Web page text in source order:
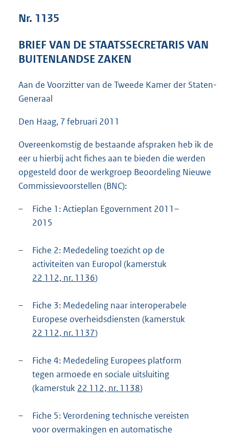
5
Nr. 1135
BRIEF VAN DE STAATSSECRETARIS VAN
BUITENLANDSE ZAKEN
Aan de Voorzitter van de Tweede Kamer der Staten-
Generaal
Den Haag, 7 februari 2011
Overeenkomstig de bestaande afspraken heb ik de
eer u hierbij acht fiches aan te bieden die werden
opgesteld door de werkgroep Beoordeling Nieuwe
Commissievoorstellen (BNC):
–
Fiche 1: Actieplan Egovernment 2011–
2015
–
Fiche 2: Mededeling toezicht op de
activiteiten van Europol (kamerstuk
22 112, nr. 1136)
–
Fiche 3: Mededeling naar interoperabele
Europese overheidsdiensten (kamerstuk
22 112, nr. 1137)
–
Fiche 4: Mededeling Europees platform
tegen armoede en sociale uitsluiting
(kamerstuk 22 112, nr. 1138)
–
Fiche 5: Verordening technische vereisten
voor overmakingen en automatische